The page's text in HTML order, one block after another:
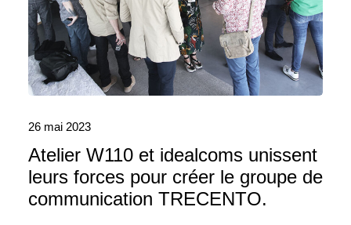
26 mai 2023
Atelier W110 et idealcoms unissent
leurs forces pour créer le groupe de
communication TRECENTO.